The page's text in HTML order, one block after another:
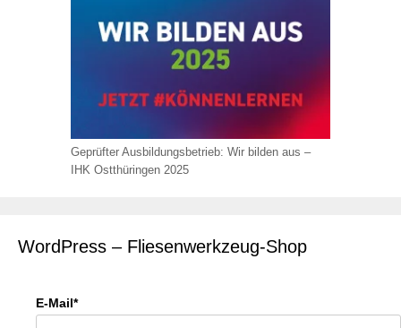
Geprüfter Ausbildungsbetrieb: Wir bilden aus –
IHK Ostthüringen 2025
WordPress – Fliesenwerkzeug-Shop
E-Mail*